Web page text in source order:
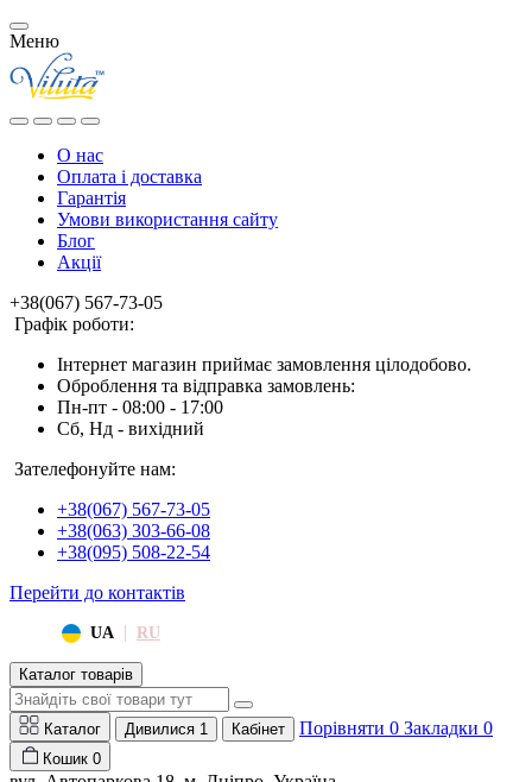
Меню
О нас
Оплата і доставка
Гарантія
Умови використання сайту
Блог
Акції
+38(067) 567-73-05
Графік роботи:
Інтернет магазин приймає замовлення цілодобово.
Оброблення та відправка замовлень:
Пн-пт - 08:00 - 17:00
Сб, Нд - вихідний
Зателефонуйте нам:
+38(067) 567-73-05
+38(063) 303-66-08
+38(095) 508-22-54
Перейти до контактів
UA | RU
Каталог товарів
Каталог Дивилися 1 Кабінет Порівняти 0 Закладки 0
Кошик 0